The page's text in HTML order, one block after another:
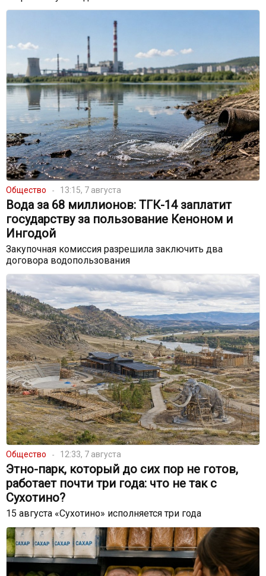
Общество 13:15, 7 августа
Вода за 68 миллионов: ТГК-14 заплатит
государству за пользование Кеноном и
Ингодой
Закупочная комиссия разрешила заключить два
договора водопользования
Общество 12:33, 7 августа
Этно-парк, который до сих пор не готов,
работает почти три года: что не так с
Сухотино?
15 августа «Сухотино» исполняется три года